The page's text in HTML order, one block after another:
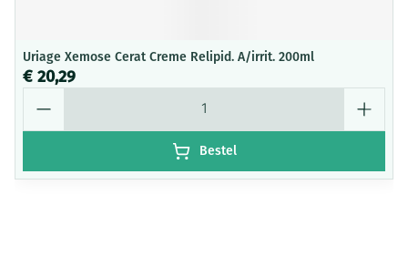
Uriage Xemose Cerat Creme Relipid. A/irrit. 200ml
€ 20,29
Bestel